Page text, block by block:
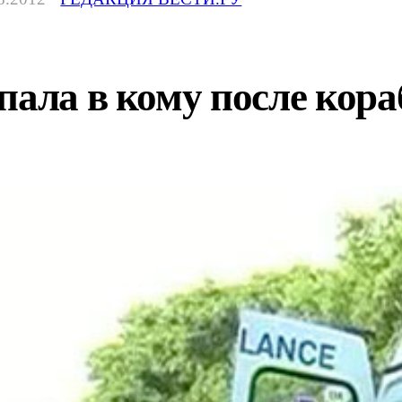
в кому после